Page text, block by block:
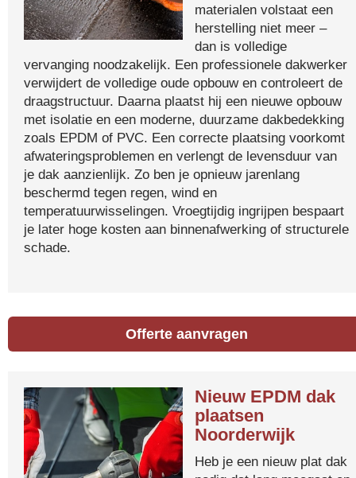
materialen volstaat een
herstelling niet meer –
dan is volledige
vervanging noodzakelijk. Een professionele dakwerker
verwijdert de volledige oude opbouw en controleert de
draagstructuur. Daarna plaatst hij een nieuwe opbouw
met isolatie en een moderne, duurzame dakbedekking
zoals EPDM of PVC. Een correcte plaatsing voorkomt
afwateringsproblemen en verlengt de levensduur van
je dak aanzienlijk. Zo ben je opnieuw jarenlang
beschermd tegen regen, wind en
temperatuurwisselingen. Vroegtijdig ingrijpen bespaart
je later hoge kosten aan binnenafwerking of structurele
schade.
Offerte aanvragen
Nieuw EPDM dak
plaatsen
Noorderwijk
Heb je een nieuw plat dak